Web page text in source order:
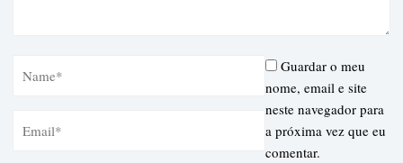
Guardar o meu
nome, email e site
neste navegador para
a próxima vez que eu
comentar.